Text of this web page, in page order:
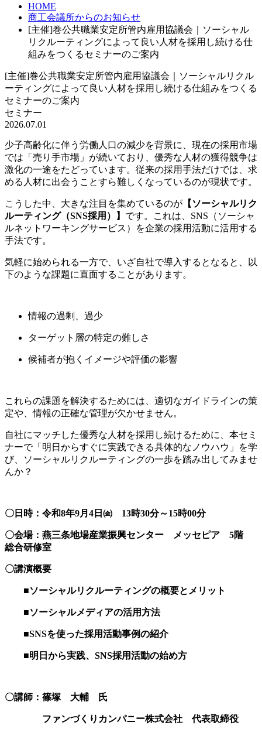
HOME
商工会議所からのお知らせ
[主催]巻公共職業安定所管内雇用協議会｜ソーシャル
リクルーティングによって良い人材を採用し続ける仕
組みをつくるセミナーのご案内
[主催]巻公共職業安定所管内雇用協議会｜ソーシャルリクル
ーティングによって良い人材を採用し続ける仕組みをつくる
セミナーのご案内
セミナー
2026.07.01
少子高齢化に伴う労働人口の減少を背景に、現在の採用市場
では「売り手市場」が続いており、優秀な人材の獲得競争は
激化の一途をたどっています。従来の採用手法だけでは、求
める人材に出会うことすら難しくなっているのが現状です。
こうした中、大きな注目を集めているのが 【ソーシャルリク
ルーティング（SNS採用）】 です。これは、SNS（ソーシャ
ルネットワーキングサービス）を企業の採用活動に活用する
手法です。
気軽に始められる一方で、いざ自社で導入するとなると、以
下のような課題に直面することがあります。
情報の過剰、過少
ターゲット層の特定の難しさ
候補者が抱くイメージや評価の影響
これらの課題を解決するためには、適切なガイドラインの策
定や、情報の正確な管理が欠かせません。
自社にマッチした優秀な人材を採用し続けるために、本セミ
ナーで「明日からすぐに実践できる具体的なノウハウ」を学
び、ソーシャルリクルーティングの一歩を踏み出してみませ
んか？
〇日時：令和8年9月4日㈮ 13時30分～15時00分
〇会場：燕三条地場産業振興センター メッセピア 5階
総合研修室
〇講演概要
■ソーシャルリクルーティングの概要とメリット
■ソーシャルメディアの活用方法
■SNSを使った採用活動事例の紹介
■明日から実践、SNS採用活動の始め方
〇講師：篠塚 大輔 氏
ファンづくりカンパニー株式会社 代表取締役